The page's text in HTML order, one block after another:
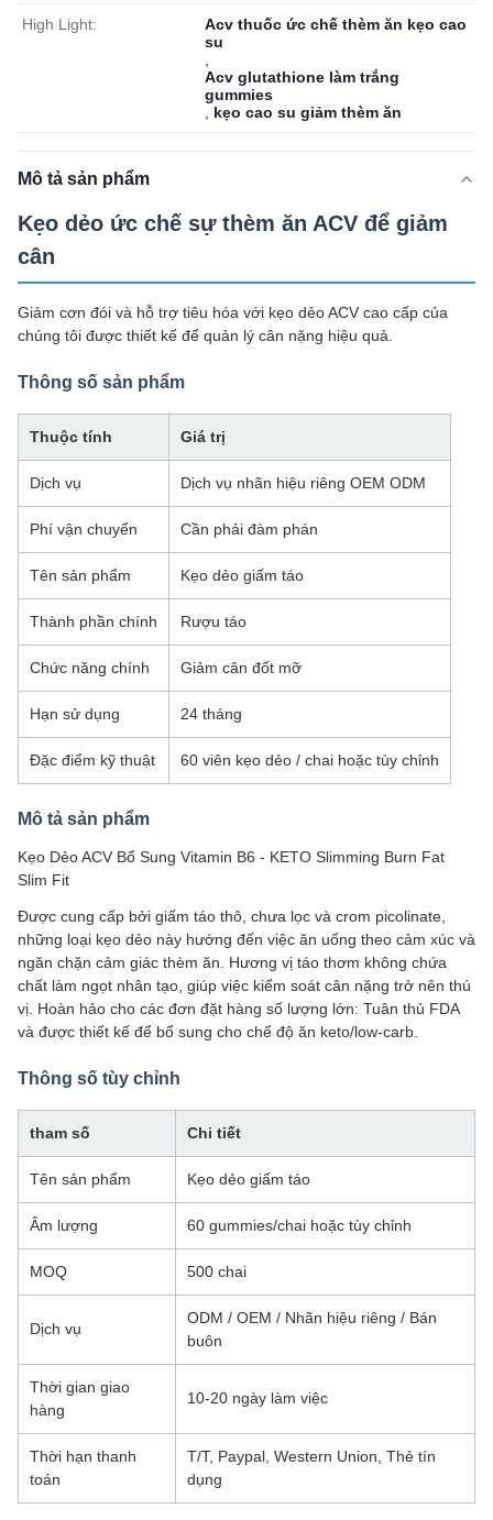
High Light:
Acv thuốc ức chế thèm ăn kẹo cao
su
Acv glutathione làm trắng
gummies
kẹo cao su giảm thèm ăn
Mô tả sản phẩm
Kẹo dẻo ức chế sự thèm ăn ACV để giảm
cân
Giảm cơn đói và hỗ trợ tiêu hóa với kẹo dẻo ACV cao cấp của
chúng tôi được thiết kế để quản lý cân nặng hiệu quả.
Thông số sản phẩm
Thuộc tính Giá trị
Dịch vụ Dịch vụ nhãn hiệu riêng OEM ODM
Phí vận chuyển Cần phải đàm phán
Tên sản phẩm Kẹo dẻo giấm táo
Thành phần chính Rượu táo
Chức năng chính Giảm cân đốt mỡ
Hạn sử dụng 24 tháng
Đặc điểm kỹ thuật 60 viên kẹo dẻo / chai hoặc tùy chỉnh
Mô tả sản phẩm
Kẹo Dẻo ACV Bổ Sung Vitamin B6 - KETO Slimming Burn Fat
Slim Fit
Được cung cấp bởi giấm táo thô, chưa lọc và crom picolinate,
những loại kẹo dẻo này hướng đến việc ăn uống theo cảm xúc và
ngăn chặn cảm giác thèm ăn. Hương vị táo thơm không chứa
chất làm ngọt nhân tạo, giúp việc kiểm soát cân nặng trở nên thú
vị. Hoàn hảo cho các đơn đặt hàng số lượng lớn: Tuân thủ FDA
và được thiết kế để bổ sung cho chế độ ăn keto/low-carb.
Thông số tùy chỉnh
tham số Chi tiết
Tên sản phẩm Kẹo dẻo giấm táo
Âm lượng 60 gummies/chai hoặc tùy chỉnh
MOQ 500 chai
Dịch vụ
ODM / OEM / Nhãn hiệu riêng / Bán
buôn
Thời gian giao
hàng
10-20 ngày làm việc
Thời hạn thanh
toán
T/T, Paypal, Western Union, Thẻ tín
dụng